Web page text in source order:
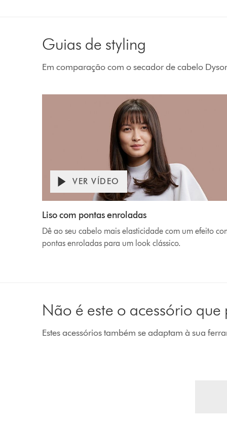
Liso com pontas enroladas
Acessório para secagem potente
Bocal concentrador Pro
Guias de styling
Em comparação com o secador de cabelo
VER VÍDEO
Liso com pontas enroladas
Dê ao seu cabelo mais elasticidade com um efeito
pontas enroladas para um look clássico.
Não é este o acessório que
Estes acessórios também se adaptam à sua